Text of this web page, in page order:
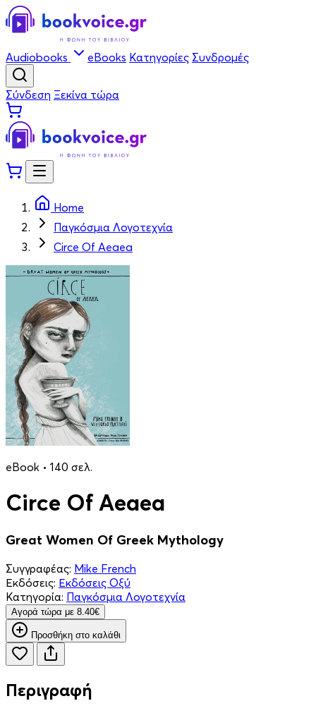
Audiobooks eBooks Κατηγορίες Συνδρομές
Σύνδεση Ξεκίνα τώρα
Home
Παγκόσμια Λογοτεχνία
Circe Of Aeaea
eBook • 140 σελ.
Circe Of Aeaea
Great Women Of Greek Mythology
Συγγραφέας: Mike French
Εκδόσεις: Εκδόσεις Οξύ
Κατηγορία: Παγκόσμια Λογοτεχνία
Aγορά τώρα με 8.40€
Προσθήκη στο καλάθι
Περιγραφή